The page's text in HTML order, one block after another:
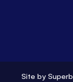
Site bySuperb